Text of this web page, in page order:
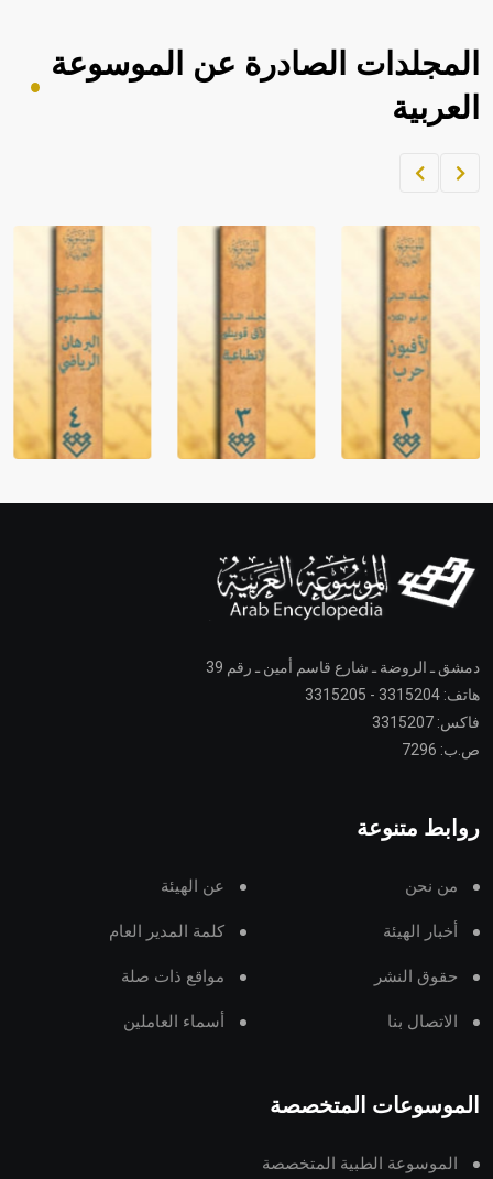
المجلدات الصادرة عن الموسوعة
العربية
دمشق ـ الروضة ـ شارع قاسم أمين ـ رقم 39
هاتف: 3315204 - 3315205
فاكس: 3315207
ص.ب: 7296
روابط متنوعة
من نحن عن الهيئة
أخبار الهيئة كلمة المدير العام
حقوق النشر مواقع ذات صلة
الاتصال بنا أسماء العاملين
الموسوعات المتخصصة
الموسوعة الطبية المتخصصة